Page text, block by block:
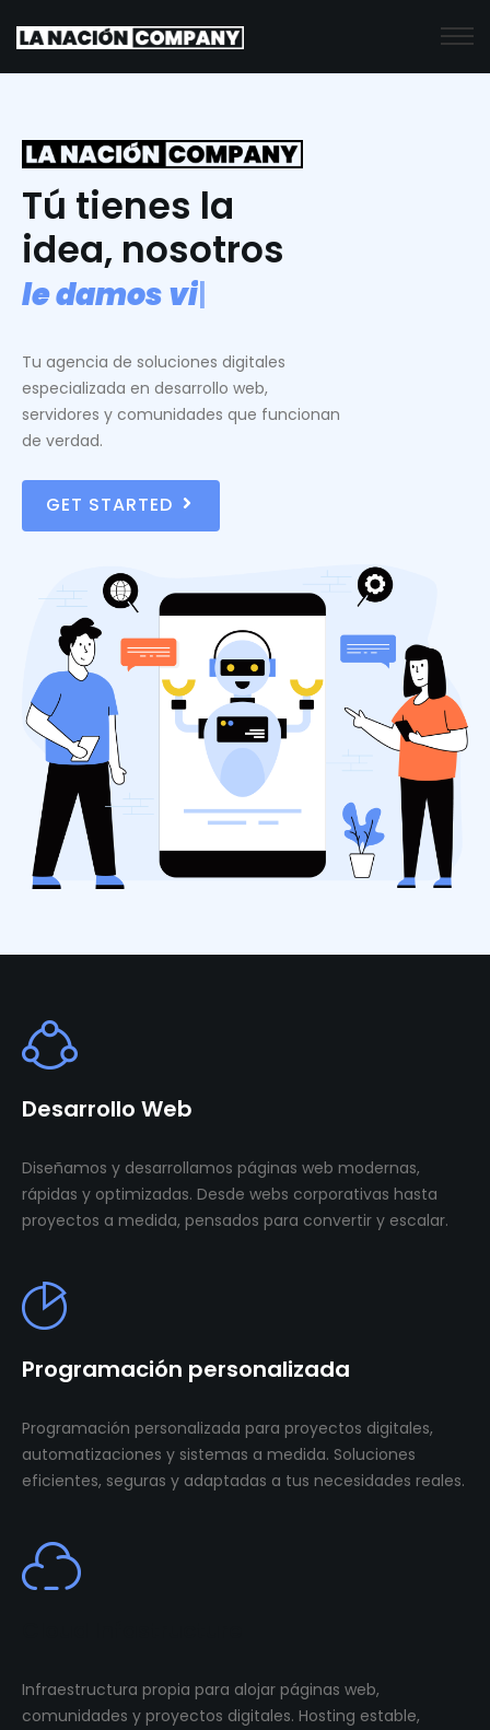
Tú tienes la
idea, nosotros
ledamosvid
Tu agencia de soluciones digitales
especializada en desarrollo web,
servidores y comunidades que funcionan
de verdad.
GET STARTED
Desarrollo Web
Diseñamos y desarrollamos páginas web modernas,
rápidas y optimizadas. Desde webs corporativas hasta
proyectos a medida, pensados para convertir y escalar.
Programación personalizada
Programación personalizada para proyectos digitales,
automatizaciones y sistemas a medida. Soluciones
eficientes, seguras y adaptadas a tus necesidades reales.
Infraestructura propia para alojar páginas web,
comunidades y proyectos digitales. Hosting estable,